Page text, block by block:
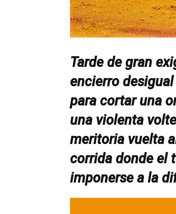
Tarde de gran
encierro
para cortar una
una violenta
meritoria vuelta
corrida donde el
imponerse a la